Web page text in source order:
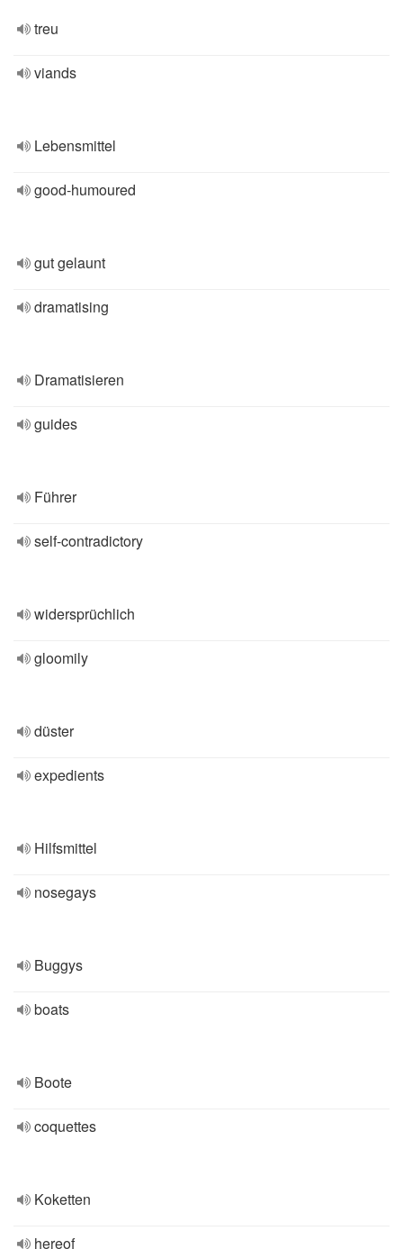
treu
viands
Lebensmittel
good-humoured
gut gelaunt
dramatising
Dramatisieren
guides
Führer
self-contradictory
widersprüchlich
gloomily
düster
expedients
Hilfsmittel
nosegays
Buggys
boats
Boote
coquettes
Koketten
hereof